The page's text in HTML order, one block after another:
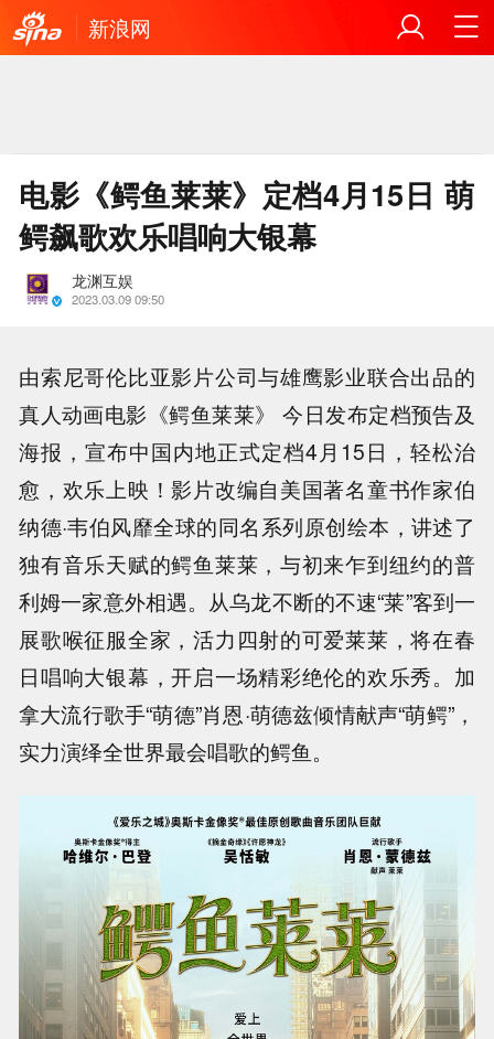
新浪网
电影《鳄鱼莱莱》定档4月15日 萌
鳄飙歌欢乐唱响大银幕
龙渊互娱
2023.03.09 09:50
由索尼哥伦比亚影片公司与雄鹰影业联合出品的
真人动画电影《鳄鱼莱莱》 今日发布定档预告及
海报，宣布中国内地正式定档4月15日，轻松治
愈，欢乐上映！影片改编自美国著名童书作家伯
纳德·韦伯风靡全球的同名系列原创绘本，讲述了
独有音乐天赋的鳄鱼莱莱，与初来乍到纽约的普
利姆一家意外相遇。从乌龙不断的不速“莱”客到一
展歌喉征服全家，活力四射的可爱莱莱，将在春
日唱响大银幕，开启一场精彩绝伦的欢乐秀。加
拿大流行歌手“萌德”肖恩·萌德兹倾情献声“萌鳄”，
实力演绎全世界最会唱歌的鳄鱼。